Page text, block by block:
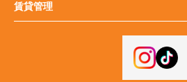
賃貸管理